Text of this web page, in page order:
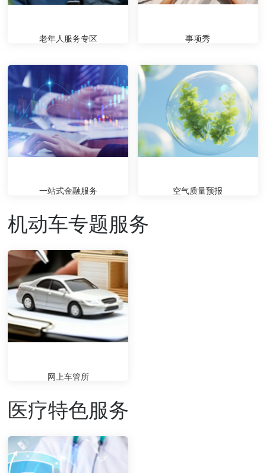
老年人服务专区 事项秀
一站式金融服务 空气质量预报
机动车专题服务
网上车管所
医疗特色服务